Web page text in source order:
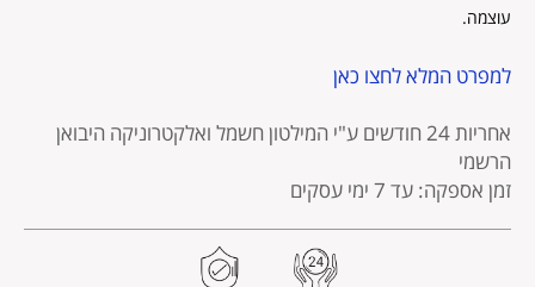
עוצמה.
למפרט המלא לחצו כאן
אחריות 24 חודשים
ע"י המילטון חשמל ואלקטרוניקה היבואן
הרשמי
זמן אספקה: עד 7 ימי עסקים